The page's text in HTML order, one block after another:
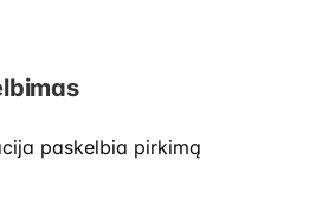
paskelbia pirkimą